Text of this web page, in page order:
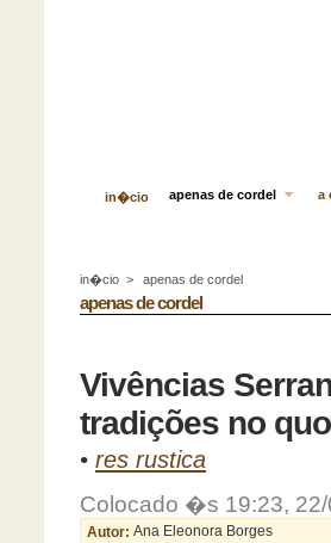
in�cio apenas de cordel a
in�cio > apenas de cordel
apenas de cordel
Vivências
tradições no
• res rustica
Colocado �s 19:23, 22/
Autor: Ana Eleonora Borges